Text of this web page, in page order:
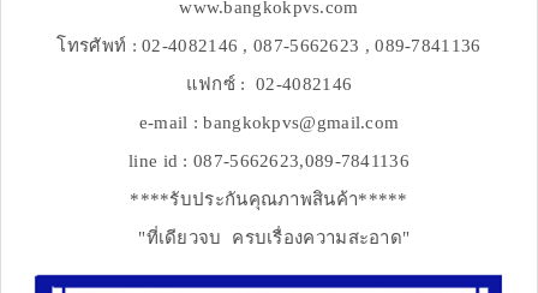
www.bangkokpvs.com
โทรศัพท์ : 02-4082146 , 087-5662623 , 089-7841136
แฟกซ์ : 02-4082146
e-mail : bangkokpvs@gmail.com
line id : 087-5662623,089-7841136
****รับประกันคุณภาพสินค้า*****
"ที่เดียวจบ ครบเรื่องความสะอาด"